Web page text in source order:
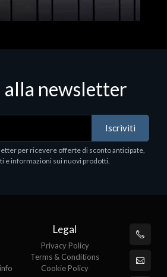
NVMe SSD
- SSD - 2 TB - interno - M.2
- dissipatore integrato -
newsletter
Iscriviti
per ricevere offerte di sconto anticipate,
e informazioni sui nuovi prodotti.
Legal
Privacy Policy
Terms & Conditions
Cookie Policy